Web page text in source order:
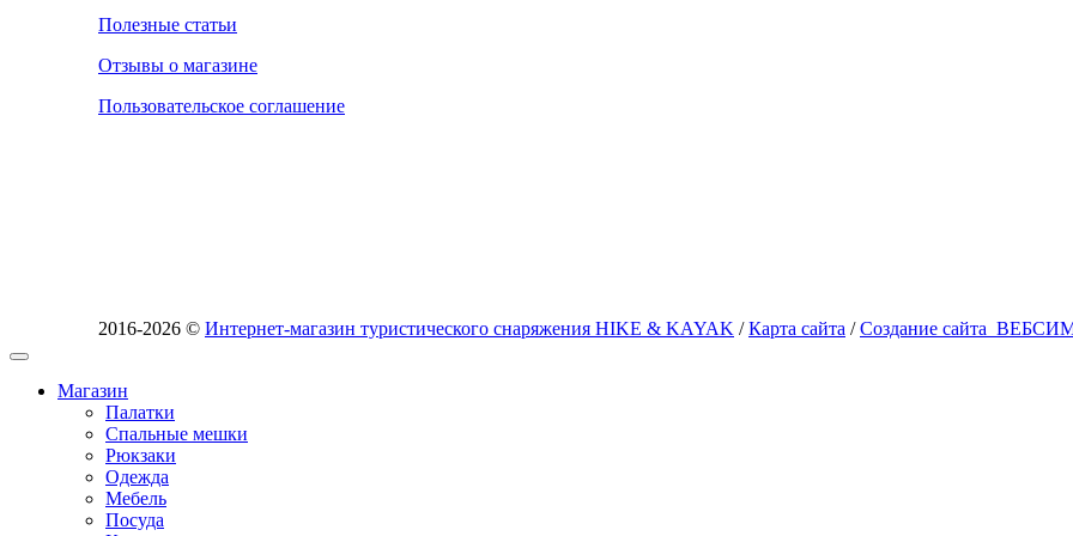
Полезные статьи
Отзывы о магазине
Пользовательское соглашение
2016-2026 © Интернет-магазин туристического снаряжения HIKE & KAYAK /Карта сайта /Создание сайта
Магазин
Палатки
Спальные мешки
Рюкзаки
Одежда
Мебель
Посуда